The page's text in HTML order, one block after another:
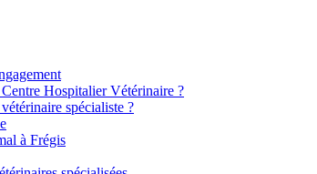
Centre Hospitalier Vétérinaire ?
spécialiste ?
à Frégis